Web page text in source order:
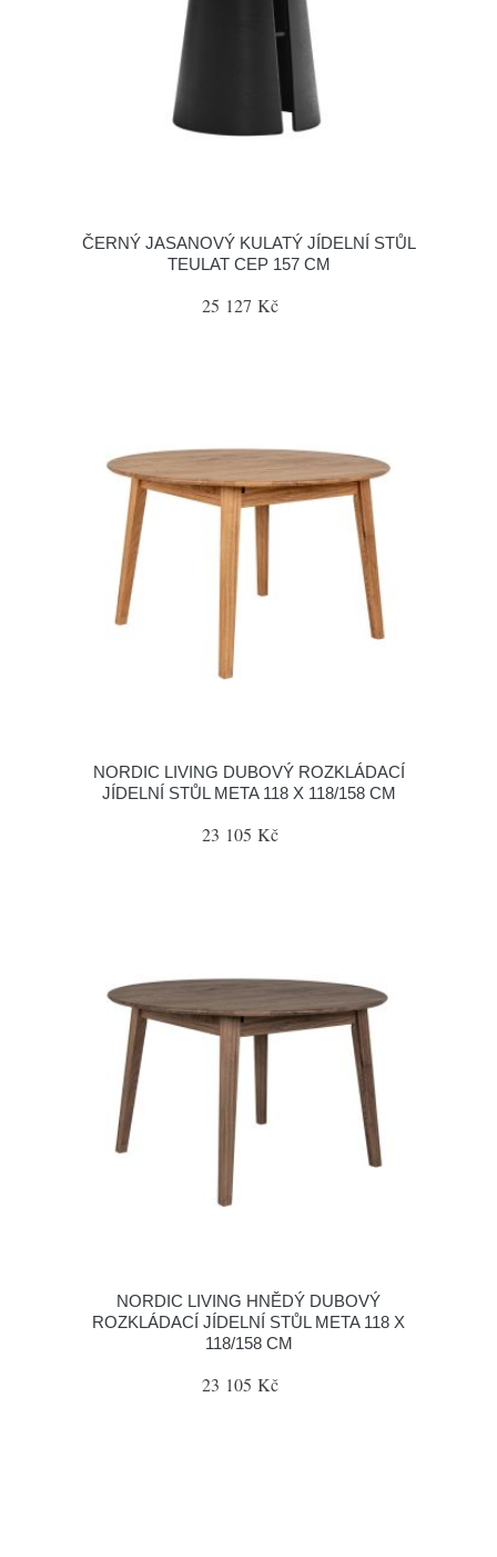
ČERNÝ JASANOVÝ KULATÝ JÍDELNÍ STŮL
TEULAT CEP 157 CM
25 127 Kč
NORDIC LIVING DUBOVÝ ROZKLÁDACÍ
JÍDELNÍ STŮL META 118 X 118/158 CM
23 105 Kč
NORDIC LIVING HNĚDÝ DUBOVÝ
ROZKLÁDACÍ JÍDELNÍ STŮL META 118 X
118/158 CM
23 105 Kč